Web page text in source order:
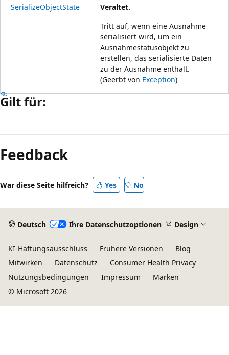
SerializeObjectState
Veraltet.
Tritt auf, wenn eine Ausnahme
serialisiert wird, um ein
Ausnahmestatusobjekt zu
erstellen, das serialisierte Daten
zu der Ausnahme enthält.
(Geerbt von Exception)
Gilt für:
Feedback
War diese Seite hilfreich? Yes No
Deutsch Ihre Datenschutzoptionen Design
KI-Haftungsausschluss Frühere Versionen
Blog
Mitwirken
Datenschutz
Consumer Health Privacy
Nutzungsbedingungen
Impressum
Marken
© Microsoft 2026